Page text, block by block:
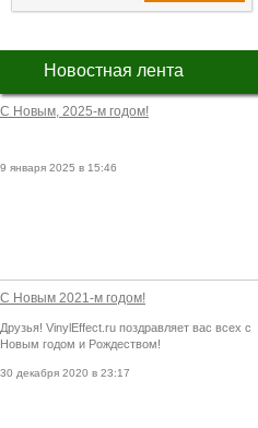
Новостная лента
С Новым, 2025-м годом!
9 января 2025 в 15:46
С Новым 2021-м годом!
Друзья! VinylEffect.ru поздравляет вас всех с
Новым годом и Рождеством!
30 декабря 2020 в 23:17